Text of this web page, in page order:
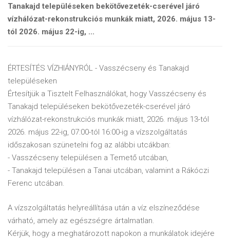
Tanakajd településeken bekötővezeték-cserével járó
vízhálózat-rekonstrukciós munkák miatt, 2026. május 13-
tól 2026. május 22-ig, ...
ÉRTESÍTÉS VÍZHIÁNYRÓL - Vasszécseny és Tanakajd
településeken
Értesítjük a Tisztelt Felhasználókat, hogy Vasszécseny és
Tanakajd településeken bekötővezeték-cserével járó
vízhálózat-rekonstrukciós munkák miatt, 2026. május 13-tól
2026. május 22-ig, 07:00-tól 16:00-ig a vízszolgáltatás
időszakosan szünetelni fog az alábbi utcákban:
- Vasszécseny településen a Temető utcában,
- Tanakajd településen a Tanai utcában, valamint a Rákóczi
Ferenc utcában.
A vízszolgáltatás helyreállítása után a víz elszíneződése
várható, amely az egészségre ártalmatlan.
Kérjük, hogy a meghatározott napokon a munkálatok idejére